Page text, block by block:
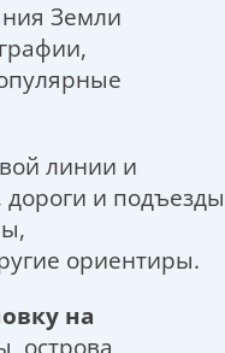
Земли
линии и
и подъезды
ориентиры.
на
острова,